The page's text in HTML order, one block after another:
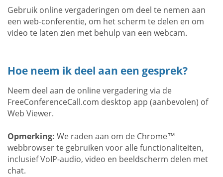
Gebruik online vergaderingen om deel te nemen aan
een ​​web-conferentie, om het scherm te delen en om
video te laten zien met behulp van een webcam.
Hoe neem ik deel aan een gesprek?
Neem deel aan de online vergadering via de
FreeConferenceCall.com desktop app (aanbevolen) of
Web Viewer.
Opmerking: We raden aan om de Chrome™
webbrowser te gebruiken voor alle functionaliteiten,
inclusief VoIP-audio, video en beeldscherm delen met
chat.